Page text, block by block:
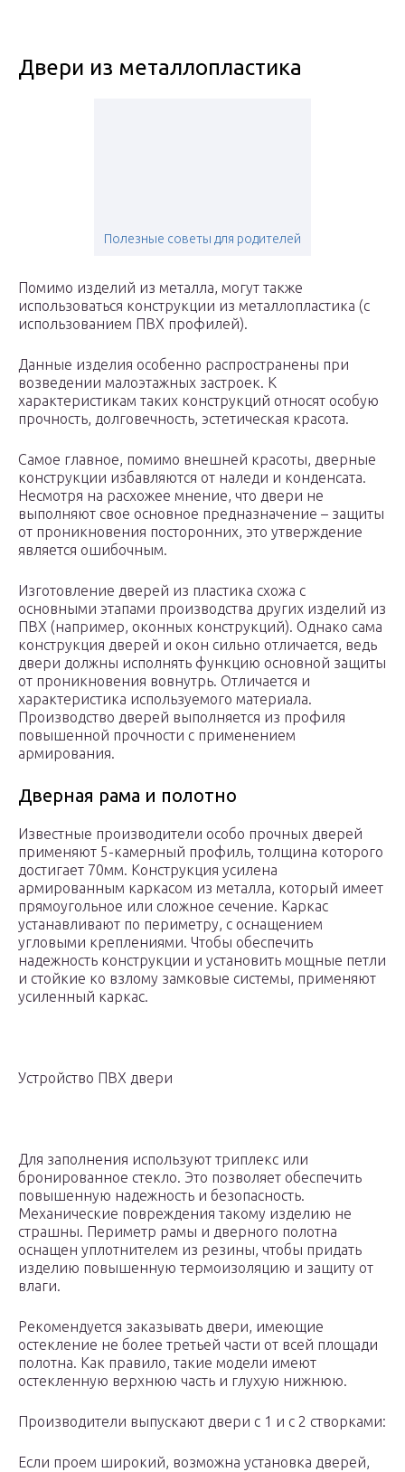
Двери из металлопластика
Полезные советы для родителей
Помимо изделий из металла, могут также
использоваться конструкции из металлопластика (с
использованием ПВХ профилей).
Данные изделия особенно распространены при
возведении малоэтажных застроек. К
характеристикам таких конструкций относят особую
прочность, долговечность, эстетическая красота.
Самое главное, помимо внешней красоты, дверные
конструкции избавляются от наледи и конденсата.
Несмотря на расхожее мнение, что двери не
выполняют свое основное предназначение – защиты
от проникновения посторонних, это утверждение
является ошибочным.
Изготовление дверей из пластика схожа с
основными этапами производства других изделий из
ПВХ (например, оконных конструкций). Однако сама
конструкция дверей и окон сильно отличается, ведь
двери должны исполнять функцию основной защиты
от проникновения вовнутрь. Отличается и
характеристика используемого материала.
Производство дверей выполняется из профиля
повышенной прочности с применением
армирования.
Дверная рама и полотно
Известные производители особо прочных дверей
применяют 5-камерный профиль, толщина которого
достигает 70мм. Конструкция усилена
армированным каркасом из металла, который имеет
прямоугольное или сложное сечение. Каркас
устанавливают по периметру, с оснащением
угловыми креплениями. Чтобы обеспечить
надежность конструкции и установить мощные петли
и стойкие ко взлому замковые системы, применяют
усиленный каркас.
Устройство ПВХ двери
Для заполнения используют триплекс или
бронированное стекло. Это позволяет обеспечить
повышенную надежность и безопасность.
Механические повреждения такому изделию не
страшны. Периметр рамы и дверного полотна
оснащен уплотнителем из резины, чтобы придать
изделию повышенную термоизоляцию и защиту от
влаги.
Рекомендуется заказывать двери, имеющие
остекление не более третьей части от всей площади
полотна. Как правило, такие модели имеют
остекленную верхнюю часть и глухую нижнюю.
Производители выпускают двери с 1 и с 2 створками:
Если проем широкий, возможна установка дверей,